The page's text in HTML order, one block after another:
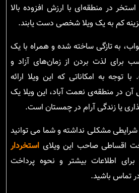
استخر در منطقه‌ای با ارزش افزوده بالا
کم به یک ویلا شخصی دست یابند.
به تازگی ساخته شده و همراه با یک
برای لذت بردن از زمان‌های آزاد و
توجه به امکاناتی که این ویلا ارائه
در منطقه‌ی نعمت آباد، این ویلا یک
یا زندگی آرام در چمستان است.
شرایطی مشکلی نداشته و شما می توانید
اقساطی صاحب این ویلای استخردار
اطلاعات بیشتر و نحوه پرداخت
تماس باشید.